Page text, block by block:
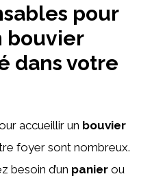
pour
bouvier
dans votre
accueillir un bouvier
foyer sont nombreux.
besoin d’un panier ou